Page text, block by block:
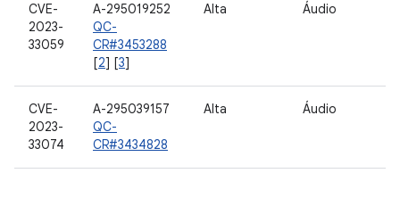
CVE-
2023-
33059
A-295019252
QC-
CR#3453288
[2] [3]
Alta Áudio
CVE-
2023-
33074
A-295039157
QC-
CR#3434828
Alta Áudio